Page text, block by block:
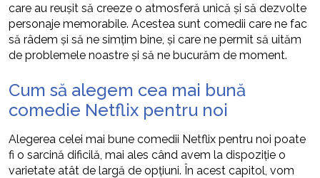
care au reușit să creeze o atmosferă unică și să dezvolte
personaje memorabile. Acestea sunt comedii care ne fac
să râdem și să ne simțim bine, și care ne permit să uităm
de problemele noastre și să ne bucurăm de moment.
Cum să alegem cea mai bună
comedie Netflix pentru noi
Alegerea celei mai bune comedii Netflix pentru noi poate
fi o sarcină dificilă, mai ales când avem la dispoziție o
varietate atât de largă de opțiuni. În acest capitol, vom